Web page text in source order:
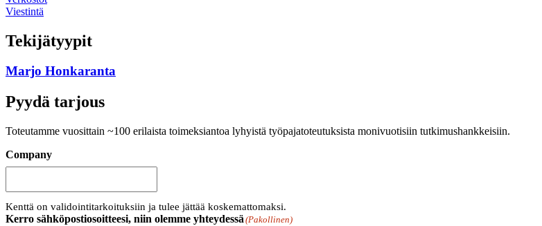
Viestintä
Tekijätyypit
Marjo Honkaranta
Pyydä tarjous
Toteutamme vuosittain ~100 erilaista toimeksiantoa lyhyistä työpajatoteutuksista monivuotisiin tutkimushankkeisiin.
Company
Kenttä on validointitarkoituksiin ja tulee jättää koskemattomaksi.
Kerro sähköpostiosoitteesi, niin olemme yhteydessä (Pakollinen)